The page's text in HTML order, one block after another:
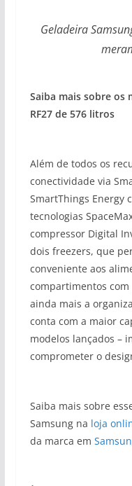
Geladeira
Saiba mais sobre os
RF27 de 576 litros
Além de todos os
conectividade via
SmartThings Energy
tecnologias
compressor Digital
dois freezers, que
conveniente aos
compartimentos
ainda mais a
conta com a maior
modelos lançados –
comprometer o
Saiba mais sobre
Samsung na loja
da marca em